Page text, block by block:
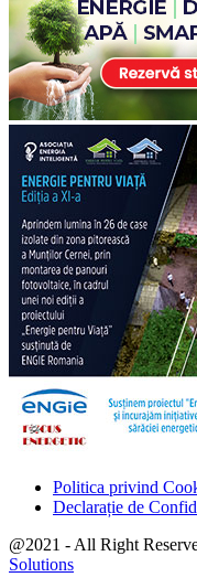
Politica privind
Declarație de
@2021 - All Right
Solutions